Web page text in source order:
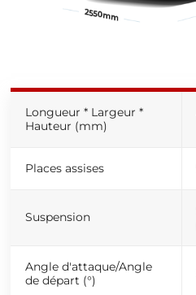
Longueur * Largeur *
Hauteur (mm)
Places assises
Suspension
Angle d'attaque/Angle
de départ (°)